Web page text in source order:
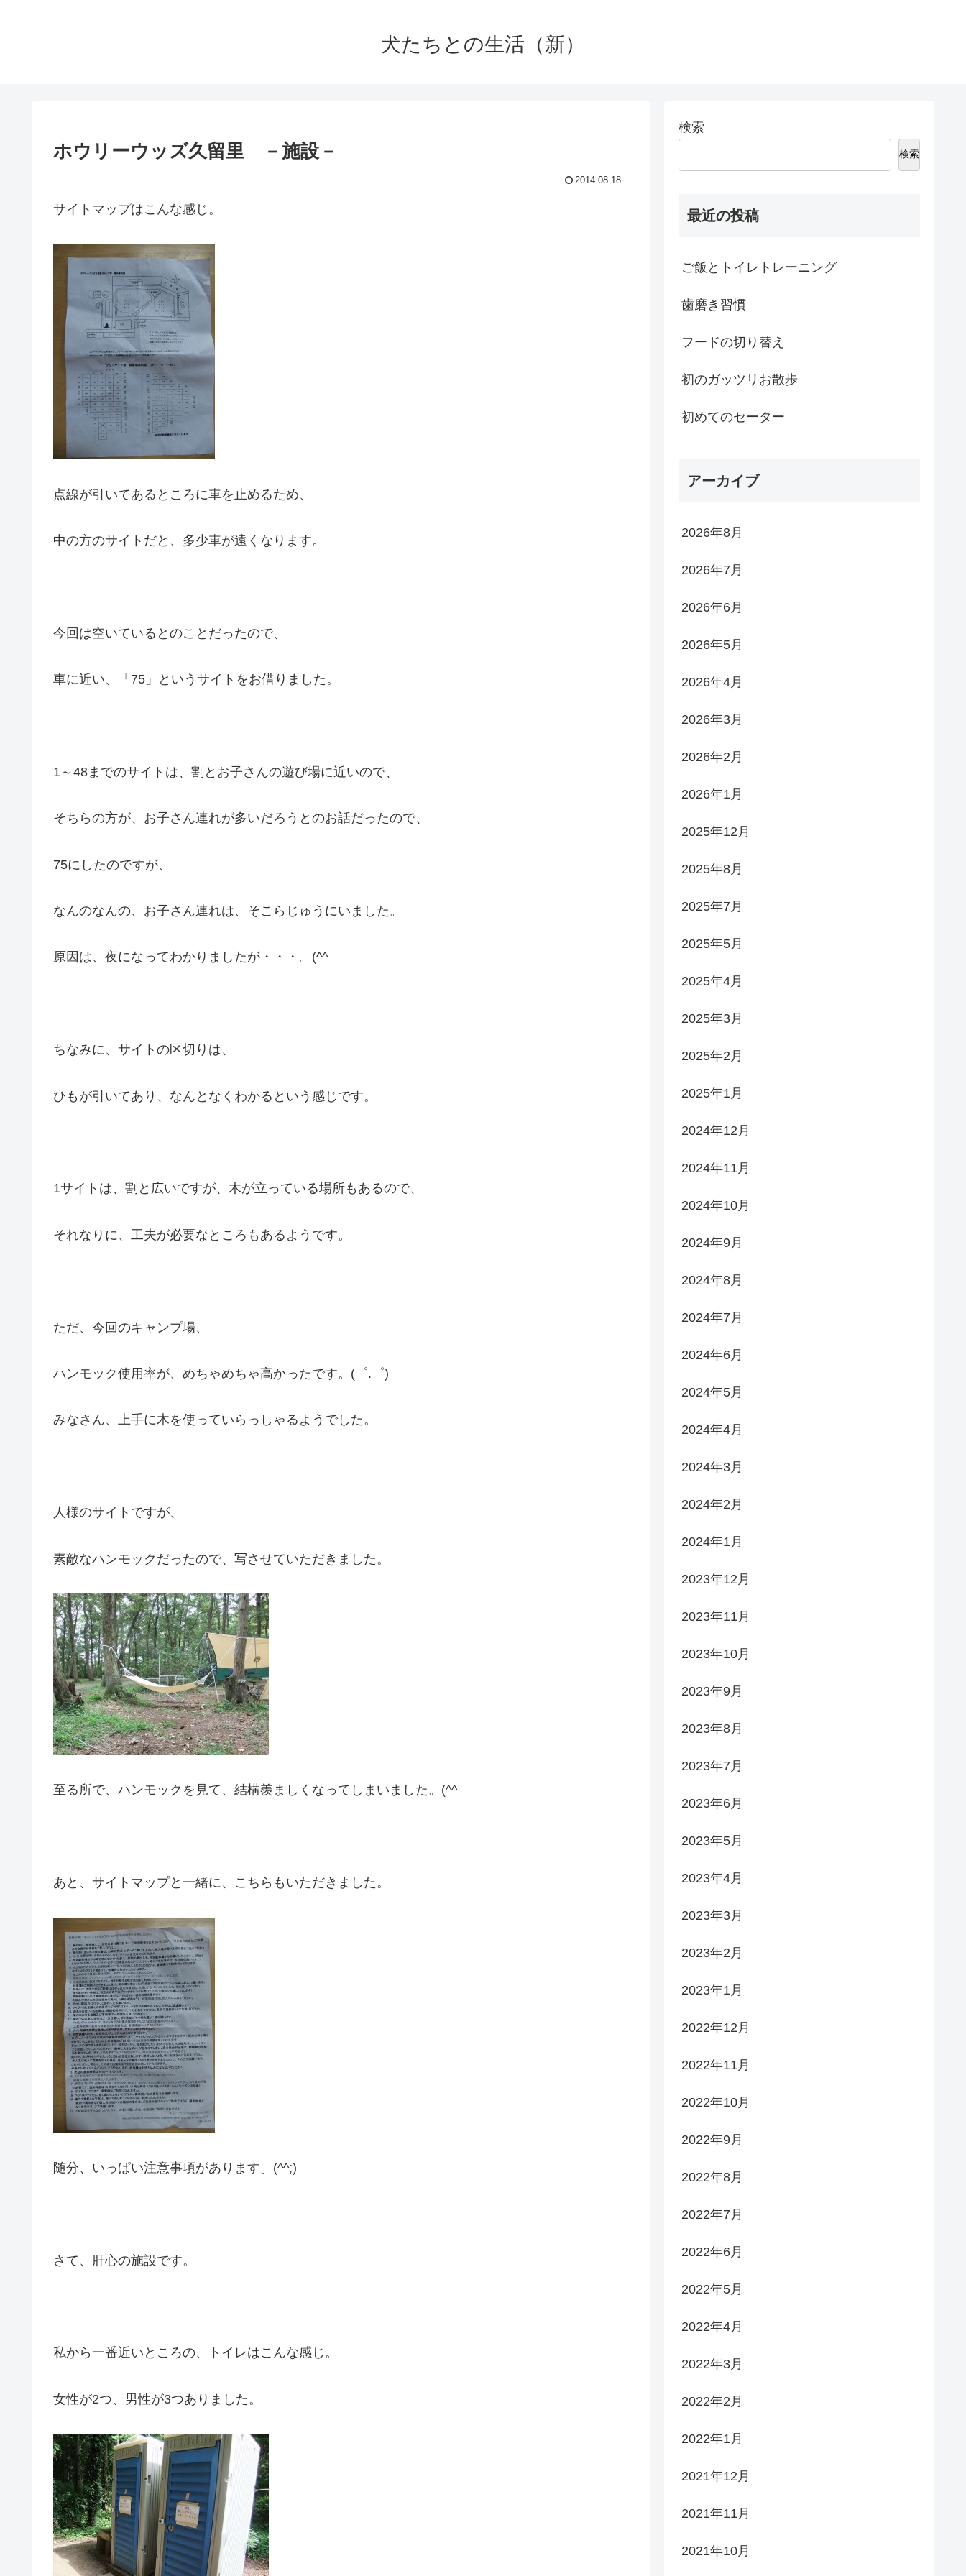
犬たちとの生活（新）
ホウリーウッズ久留里 －施設－
2014.08.18
サイトマップはこんな感じ。
点線が引いてあるところに車を止めるため、
中の方のサイトだと、多少車が遠くなります。
今回は空いているとのことだったので、
車に近い、「75」というサイトをお借りました。
1～48までのサイトは、割とお子さんの遊び場に近いので、
そちらの方が、お子さん連れが多いだろうとのお話だったので、
75にしたのですが、
なんのなんの、お子さん連れは、そこらじゅうにいました。
原因は、夜になってわかりましたが・・・。(^^ゞ
ちなみに、サイトの区切りは、
ひもが引いてあり、なんとなくわかるという感じです。
1サイトは、割と広いですが、木が立っている場所もあるので、
それなりに、工夫が必要なところもあるようです。
ただ、今回のキャンプ場、
ハンモック使用率が、めちゃめちゃ高かったです。(゜.゜)
みなさん、上手に木を使っていらっしゃるようでした。
人様のサイトですが、
素敵なハンモックだったので、写させていただきました。
至る所で、ハンモックを見て、結構羨ましくなってしまいました。(^^ゞ
あと、サイトマップと一緒に、こちらもいただきました。
随分、いっぱい注意事項があります。(^^;)
さて、肝心の施設です。
私から一番近いところの、トイレはこんな感じ。
女性が2つ、男性が3つありました。
検索
検索
最近の投稿
ご飯とトイレトレーニング
歯磨き習慣
フードの切り替え
初のガッツリお散歩
初めてのセーター
アーカイブ
2026年8月
2026年7月
2026年6月
2026年5月
2026年4月
2026年3月
2026年2月
2026年1月
2025年12月
2025年8月
2025年7月
2025年5月
2025年4月
2025年3月
2025年2月
2025年1月
2024年12月
2024年11月
2024年10月
2024年9月
2024年8月
2024年7月
2024年6月
2024年5月
2024年4月
2024年3月
2024年2月
2024年1月
2023年12月
2023年11月
2023年10月
2023年9月
2023年8月
2023年7月
2023年6月
2023年5月
2023年4月
2023年3月
2023年2月
2023年1月
2022年12月
2022年11月
2022年10月
2022年9月
2022年8月
2022年7月
2022年6月
2022年5月
2022年4月
2022年3月
2022年2月
2022年1月
2021年12月
2021年11月
2021年10月